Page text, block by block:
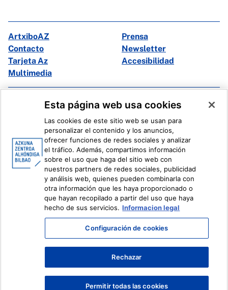
ArtxiboAZ
Prensa
Contacto
Newsletter
Tarjeta Az
Accesibilidad
Multimedia
Facebook
X
Ivoox
Información legal Sistema Interno de Información
Esta página web usa cookies
Las cookies de este sitio web se usan para
personalizar el contenido y los anuncios,
ofrecer funciones de redes sociales y analizar
el tráfico. Además, compartimos información
sobre el uso que haga del sitio web con
nuestros partners de redes sociales, publicidad
y análisis web, quienes pueden combinarla con
otra información que les haya proporcionado o
que hayan recopilado a partir del uso que haya
hecho de sus servicios. Informacion legal
Configuración de cookies
Rechazar
Permitir todas las cookies